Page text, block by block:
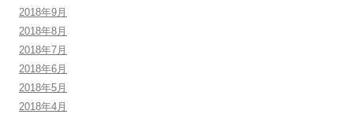
2018年9月
2018年8月
2018年7月
2018年6月
2018年5月
2018年4月